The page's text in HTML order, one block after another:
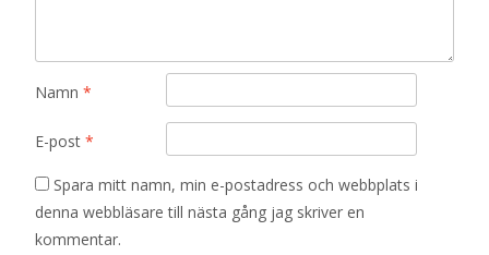
Namn *
E-post *
Spara mitt namn, min e-postadress och webbplats i
denna webbläsare till nästa gång jag skriver en
kommentar.